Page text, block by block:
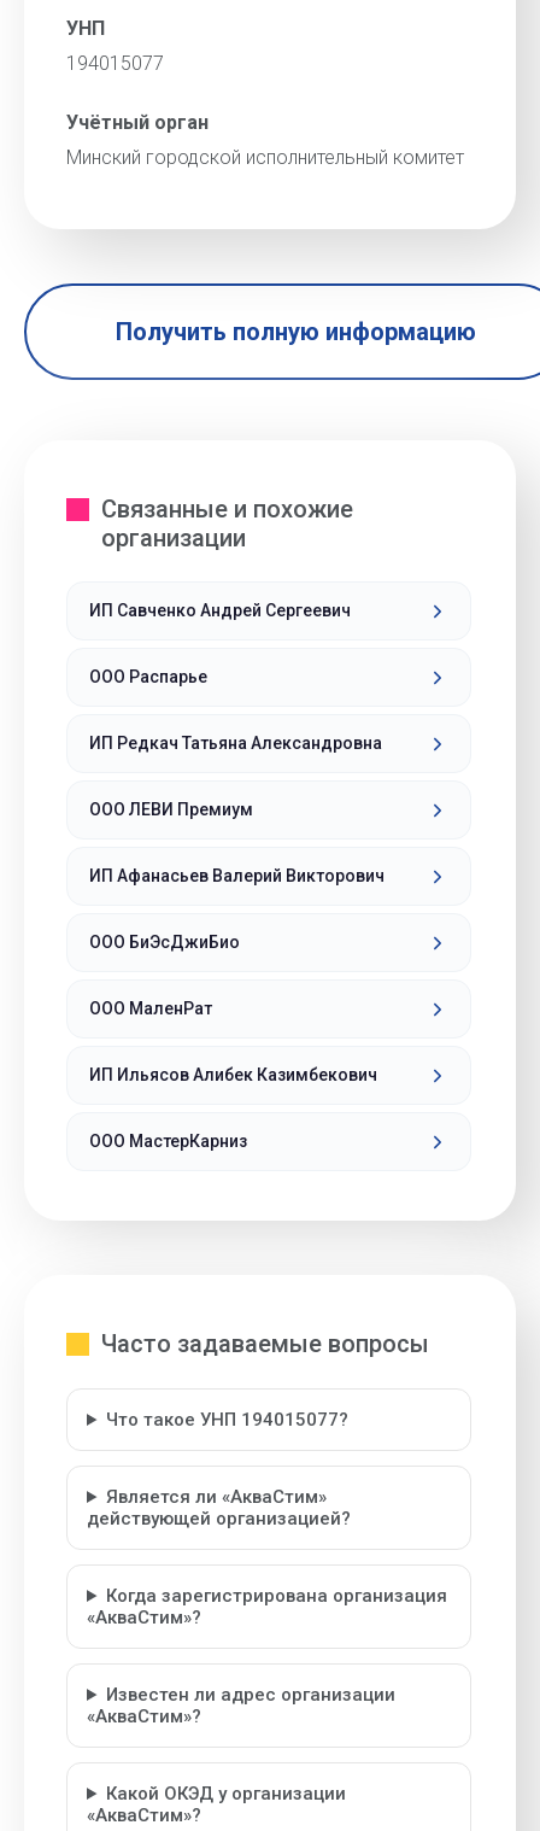
УНП
194015077
Учётный орган
Минский городской исполнительный комитет
Получить полную информацию
Связанные и похожие
организации
ИП Савченко Андрей Сергеевич
ООО Распарье
ИП Редкач Татьяна Александровна
ООО ЛЕВИ Премиум
ИП Афанасьев Валерий Викторович
ООО БиЭсДжиБио
ООО МаленРат
ИП Ильясов Алибек Казимбекович
ООО МастерКарниз
Часто задаваемые вопросы
Что такое УНП 194015077?
Является ли «АкваСтим»
действующей организацией?
Когда зарегистрирована организация
«АкваСтим»?
Известен ли адрес организации
«АкваСтим»?
Какой ОКЭД у организации
«АкваСтим»?